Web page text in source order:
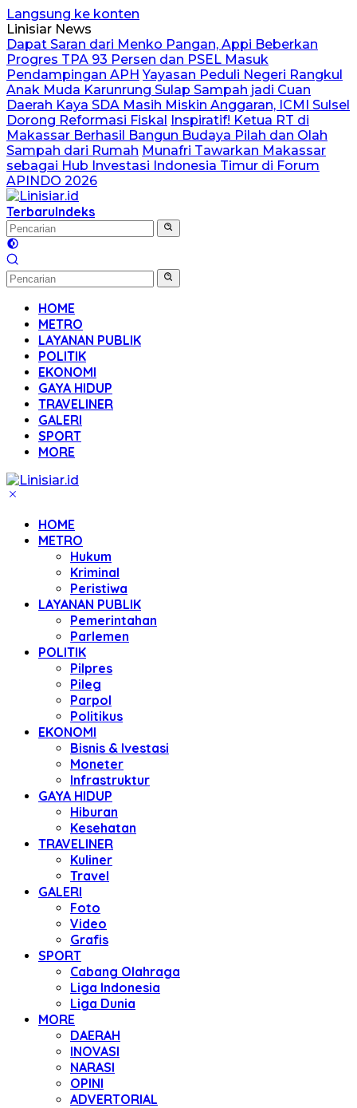
Langsung ke konten
Linisiar News
Dapat Saran dari Menko Pangan, Appi Beberkan
Progres TPA 93 Persen dan PSEL Masuk
Pendampingan APH Yayasan Peduli Negeri Rangkul
Anak Muda Karunrung Sulap Sampah jadi Cuan
Daerah Kaya SDA Masih Miskin Anggaran, ICMI Sulsel
Dorong Reformasi Fiskal Inspiratif! Ketua RT di
Makassar Berhasil Bangun Budaya Pilah dan Olah
Sampah dari Rumah Munafri Tawarkan Makassar
sebagai Hub Investasi Indonesia Timur di Forum
APINDO 2026
TerbaruIndeks
HOME
METRO
LAYANAN PUBLIK
POLITIK
EKONOMI
GAYA HIDUP
TRAVELINER
GALERI
SPORT
MORE
HOME
METRO
Hukum
Kriminal
Peristiwa
LAYANAN PUBLIK
Pemerintahan
Parlemen
POLITIK
Pilpres
Pileg
Parpol
Politikus
EKONOMI
Bisnis & Ivestasi
Moneter
Infrastruktur
GAYA HIDUP
Hiburan
Kesehatan
TRAVELINER
Kuliner
Travel
GALERI
Foto
Video
Grafis
SPORT
Cabang Olahraga
Liga Indonesia
Liga Dunia
MORE
DAERAH
INOVASI
NARASI
OPINI
ADVERTORIAL